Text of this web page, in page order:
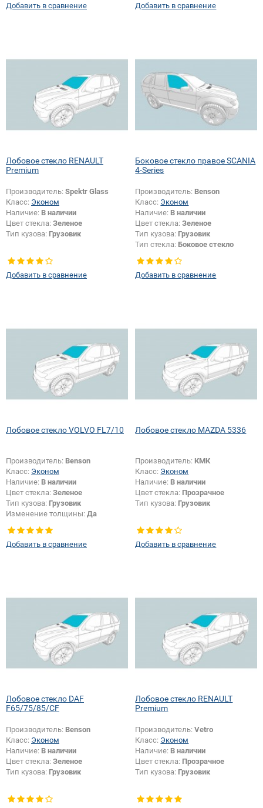
Добавить в сравнение Добавить в сравнение
Лобовое стекло RENAULT
Premium
Производитель: Spektr Glass
Класс: Эконом
Наличие: В наличии
Цвет стекла: Зеленое
Тип кузова: Грузовик
Добавить в сравнение
Боковое стекло правое SCANIA
4-Series
Производитель: Benson
Класс: Эконом
Наличие: В наличии
Цвет стекла:Зеленое
Тип кузова: Грузовик
Тип стекла: Боковое стекло
правое
Добавить в сравнение
Лобовое стекло VOLVO FL7/10
Производитель: Benson
Класс: Эконом
Наличие: В наличии
Цвет стекла: Зеленое
Тип кузова: Грузовик
Изменение толщины: Да
Добавить в сравнение
Лобовое стекло MAZDA 5336
Производитель: КМК
Класс: Эконом
Наличие: В наличии
Цвет стекла: Прозрачное
Тип кузова: Грузовик
Добавить в сравнение
Лобовое стекло DAF
F65/75/85/CF
Производитель: Benson
Класс: Эконом
Наличие: В наличии
Цвет стекла: Зеленое
Тип кузова: Грузовик
Лобовое стекло RENAULT
Premium
Производитель:Vetro
Класс: Эконом
Наличие: В наличии
Цвет стекла: Прозрачное
Тип кузова: Грузовик